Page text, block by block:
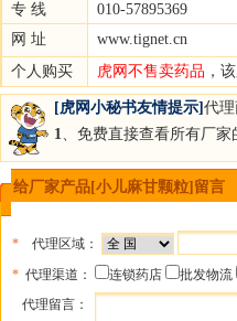
专 线
010-57895369
网 址
www.tignet.cn
个人购买
虎网不售卖药品 ，
[虎网小秘书友情提示] 代
1、免费直接查看所有厂家
给厂家产品[小儿麻甘颗粒]留言
* 代理区域：
* 代理渠道： 连锁药店 批发物流
代理留言：